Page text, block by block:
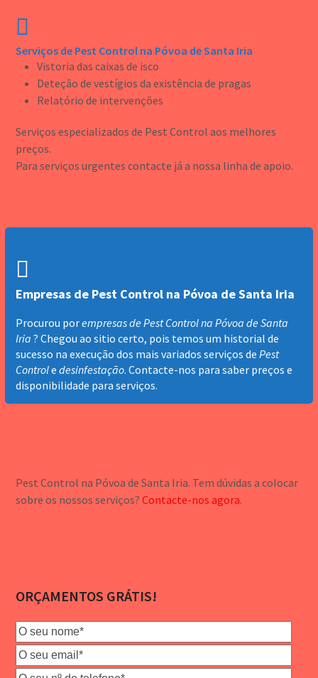
Serviços de Pest Control na Póvoa de Santa Iria
Vistoria das caixas de isco
Deteção de vestígios da existência de pragas
Relatório de intervenções
Serviços especializados de Pest Control aos melhores
preços.
Para serviços urgentes contacte já a nossa linha de apoio.
Empresas de Pest Control na Póvoa de Santa Iria
Procurou porempresas de Pest Control na Póvoa de Santa
Iria ? Chegou ao sitio certo, pois temos um historial de
sucesso na execução dos mais variados serviços dePest
Controledesinfestação. Contacte-nos para saber preços e
disponibilidade para serviços.
Pest Control na Póvoa de Santa Iria. Tem dúvidas a colocar
sobre os nossos serviços?Contacte-nos agora.
ORÇAMENTOS GRÁTIS!